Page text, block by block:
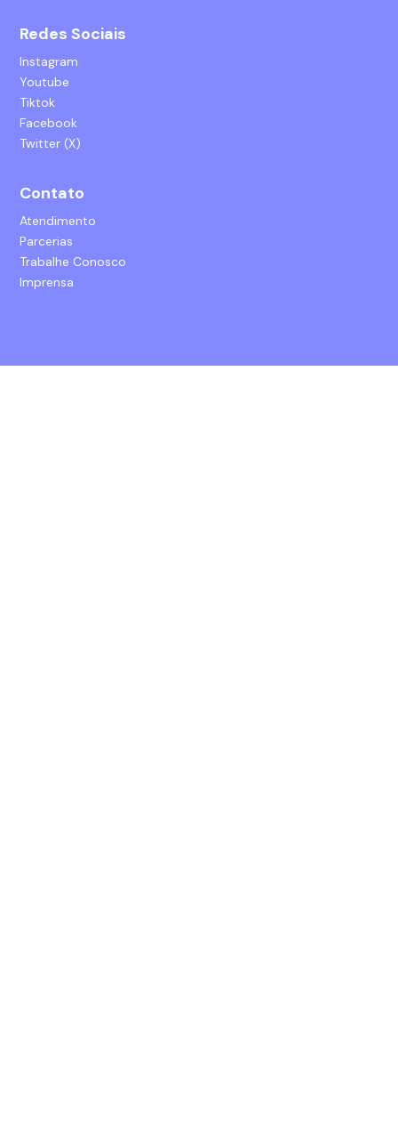
Redes Sociais
Instagram
Youtube
Tiktok
Facebook
Twitter (X)
Contato
Atendimento
Parcerias
Trabalhe Conosco
Imprensa